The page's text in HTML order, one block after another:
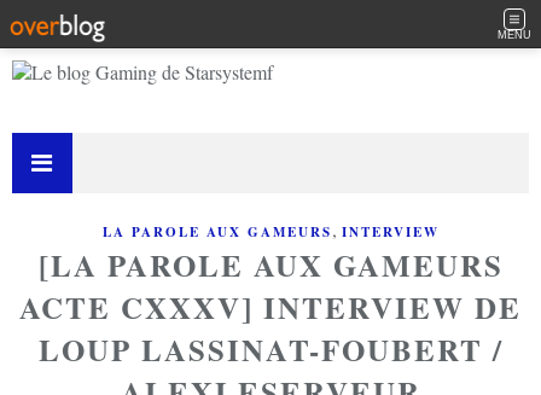
MENU
LA PAROLE AUX GAMEURS, INTERVIEW
[LA PAROLE AUX GAMEURS
ACTE CXXXV] INTERVIEW DE
LOUP LASSINAT-FOUBERT /